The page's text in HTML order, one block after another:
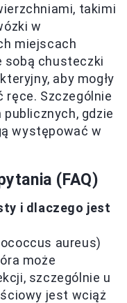
takimi
w
miejscach
sobą chusteczki
aby mogły
ręce. Szczególnie
gdzie
występować w
(FAQ)
i dlaczego jest
aureus)
może
szczególnie u
jest wciąż